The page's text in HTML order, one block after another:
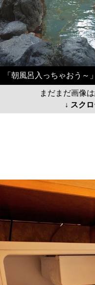
「朝風呂入っちゃおう～
まだまだ画像
↓ スク